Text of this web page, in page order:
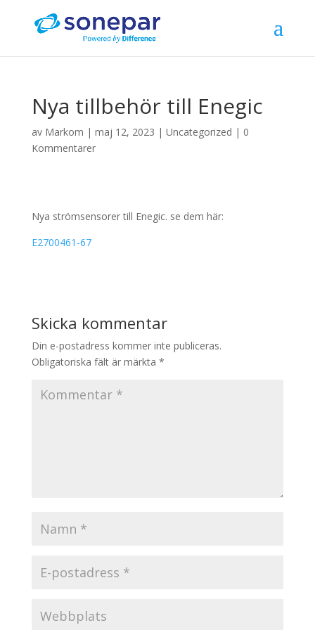
Nya tillbehör till Enegic
av Markom | maj 12, 2023 | Uncategorized | 0
Kommentarer
Nya strömsensorer till Enegic. se dem här:
E2700461-67
Skicka kommentar
Din e-postadress kommer inte publiceras.
Obligatoriska fält är märkta *